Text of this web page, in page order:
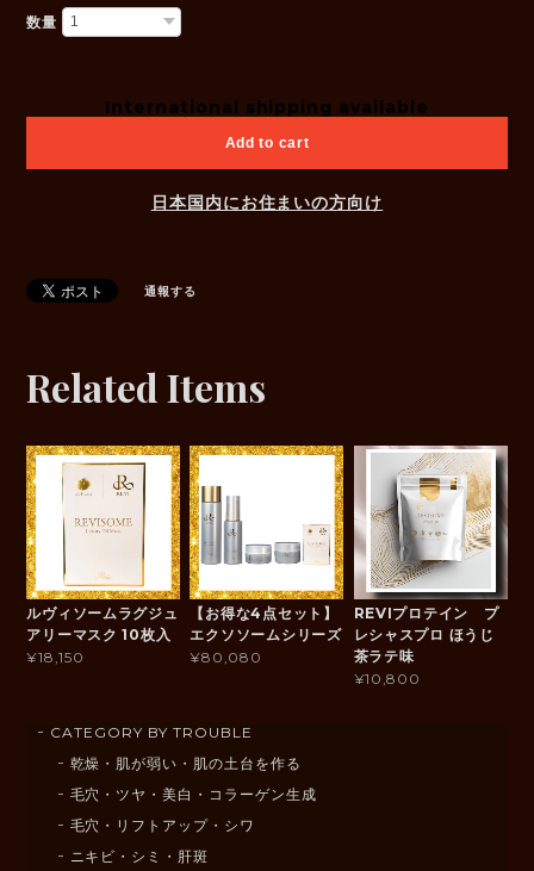
数量
International shipping available
Add to cart
日本国内にお住まいの方向け
通報する
Related Items
ルヴィソームラグジュ
アリーマスク 10枚入
¥18,150
【お得な4点セット】
エクソソームシリーズ
¥80,080
REVIプロテイン プ
レシャスプロ ほうじ
茶ラテ味
¥10,800
CATEGORY BY TROUBLE
乾燥・肌が弱い・肌の土台を作る
毛穴・ツヤ・美白・コラーゲン生成
毛穴・リフトアップ・シワ
ニキビ・シミ・肝斑